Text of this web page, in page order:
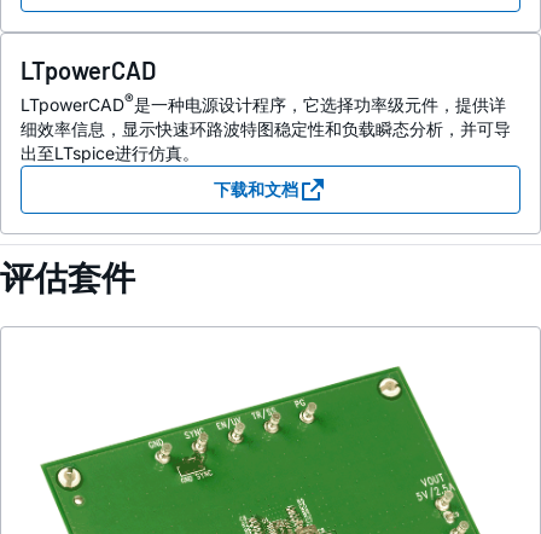
LTpowerCAD
LTpowerCAD®是一种电源设计程序，它选择功率级元件，提供详
细效率信息，显示快速环路波特图稳定性和负载瞬态分析，并可导
出至LTspice进行仿真。
下载和文档
评估套件